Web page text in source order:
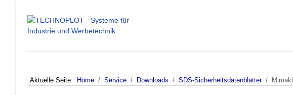
Aktuelle Seite: Home Service Downloads SDS-Sicherheitsdatenblätter Mimaki